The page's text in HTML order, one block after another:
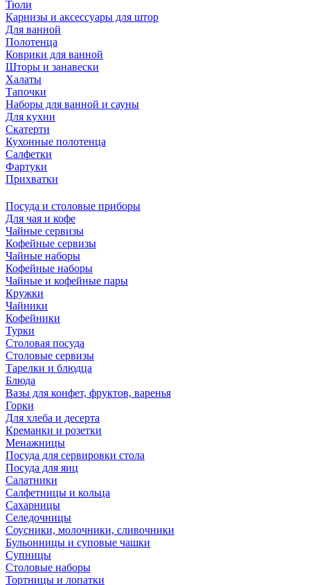
Тюли
Карнизы и аксессуары для штор
Для ванной
Полотенца
Коврики для ванной
Шторы и занавески
Халаты
Тапочки
Наборы для ванной и сауны
Для кухни
Скатерти
Кухонные полотенца
Салфетки
Фартуки
Прихватки
Посуда и столовые приборы
Для чая и кофе
Чайные сервизы
Кофейные сервизы
Чайные наборы
Кофейные наборы
Чайные и кофейные пары
Кружки
Чайники
Кофейники
Турки
Столовая посуда
Столовые сервизы
Тарелки и блюдца
Блюда
Вазы для конфет, фруктов, варенья
Горки
Для хлеба и десерта
Креманки и розетки
Менажницы
Посуда для сервировки стола
Посуда для яиц
Салатники
Салфетницы и кольца
Сахарницы
Селедочницы
Соусники, молочники, сливочники
Бульонницы и суповые чашки
Супницы
Столовые наборы
Тортницы и лопатки